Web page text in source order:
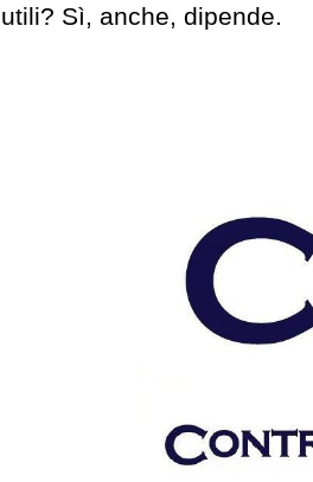
Sì, anche, dipende.